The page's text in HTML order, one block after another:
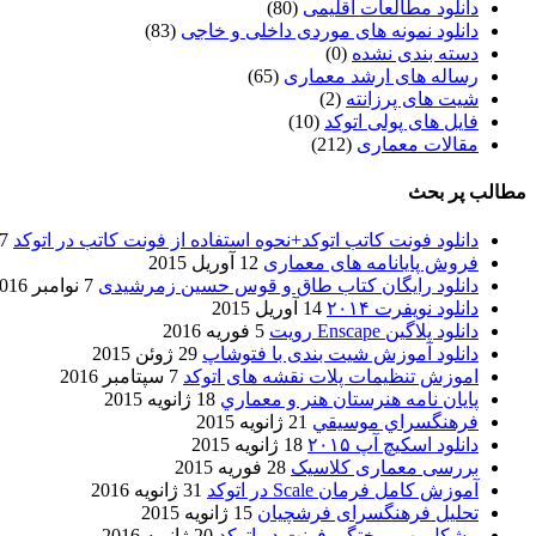
دانلود مطالعات اقلیمی (80)
دانلود نمونه های موردی داخلی و خاجی (83)
دسته بندی نشده (0)
رساله های ارشد معماری (65)
شیت های پرزانته (2)
فایل های پولی اتوکد (10)
مقالات معماری (212)
مطالب پر بحث
دانلود فونت کاتب اتوکد+نحوه استفاده از فونت کاتب در اتوکد 7 آگوست 2017
فروش پایانامه های معماری 12 آوریل 2015
دانلود رایگان کتاب طاق و قوس حسین زمرشیدی 7 نوامبر 2016
دانلود نویفرت ۲۰۱۴
14 آوریل 2015
دانلود پلاگین Enscape رویت
5 فوریه 2016
دانلود آموزش شیت بندی با فتوشاپ 29 ژوئن 2015
اموزش تنظیمات پلات نقشه های اتوکد 7 سپتامبر 2016
پایان نامه هنرستان هنر و معماري 18 ژانویه 2015
فرهنگسراي موسيقي 21 ژانویه 2015
دانلود اسکیچ آپ ۲۰۱۵
18 ژانویه 2015
بررسی معماری کلاسیک 28 فوریه 2015
آموزش کامل فرمان Scale در اتوکد
31 ژانویه 2016
تحلیل فرهنگسرای فرشچیان 15 ژانویه 2015